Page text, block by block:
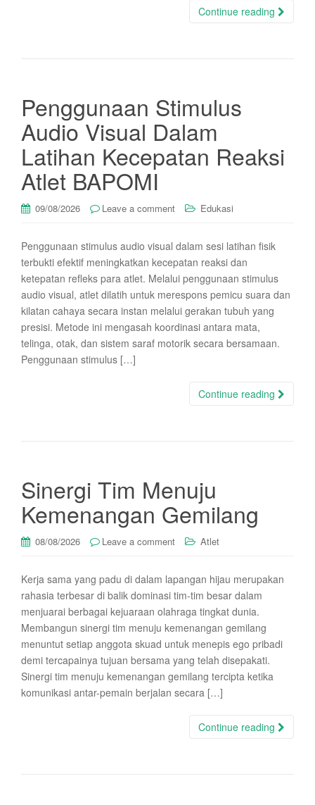
Continue reading
Penggunaan Stimulus
Audio Visual Dalam
Latihan Kecepatan Reaksi
Atlet BAPOMI
09/08/2026 Leave a comment Edukasi
Penggunaan stimulus audio visual dalam sesi latihan fisik
terbukti efektif meningkatkan kecepatan reaksi dan
ketepatan refleks para atlet. Melalui penggunaan stimulus
audio visual, atlet dilatih untuk merespons pemicu suara dan
kilatan cahaya secara instan melalui gerakan tubuh yang
presisi. Metode ini mengasah koordinasi antara mata,
telinga, otak, dan sistem saraf motorik secara bersamaan.
Penggunaan stimulus […]
Continue reading
Sinergi Tim Menuju
Kemenangan Gemilang
08/08/2026 Leave a comment Atlet
Kerja sama yang padu di dalam lapangan hijau merupakan
rahasia terbesar di balik dominasi tim-tim besar dalam
menjuarai berbagai kejuaraan olahraga tingkat dunia.
Membangun sinergi tim menuju kemenangan gemilang
menuntut setiap anggota skuad untuk menepis ego pribadi
demi tercapainya tujuan bersama yang telah disepakati.
Sinergi tim menuju kemenangan gemilang tercipta ketika
komunikasi antar-pemain berjalan secara […]
Continue reading